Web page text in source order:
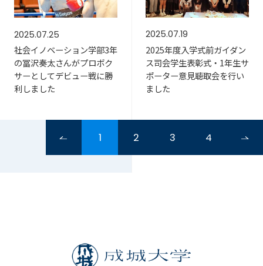
2025.07.25
社会イノベーション学部3年
の冨沢奏太さんがプロボク
サーとしてデビュー戦に勝
利しました
2025.07.19
2025年度入学式前ガイダン
ス司会学生表彰式・1年生サ
ポーター意見聴取会を行い
ました
1 2 3 4